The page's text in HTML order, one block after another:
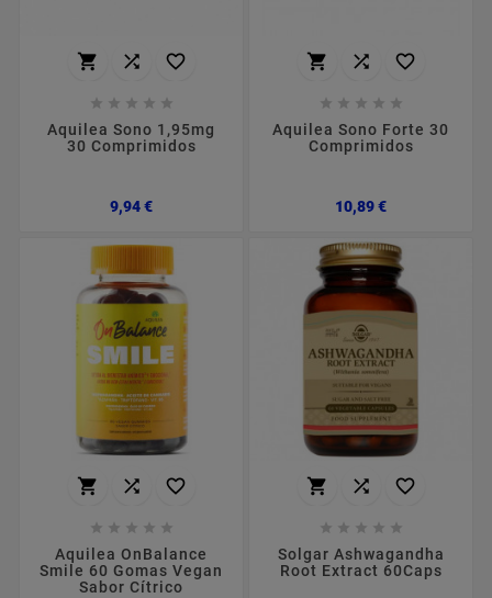
  
    
Aquilea Sono 1,95mg
30 Comprimidos
9,94 €Preço
  
    
Aquilea Sono Forte 30
Comprimidos
10,89 €Preço
  
    
Aquilea OnBalance
Smile 60 Gomas Vegan
Sabor Cítrico
  
    
Solgar Ashwagandha
Root Extract 60Caps